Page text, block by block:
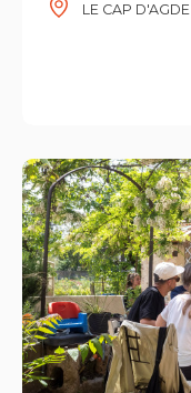
LE CAP D'AGDE